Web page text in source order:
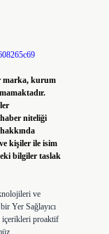
marka, kurum
niteliği
kişiler ile isim
bilgiler taslak
ve
Yer Sağlayıcı
içerikleri proaktif